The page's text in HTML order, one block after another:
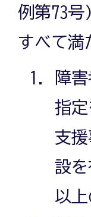
例第73号
すべて満
障
指
支
設
以